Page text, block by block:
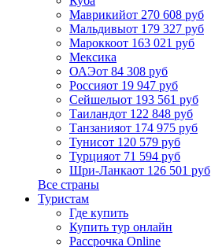
Маврикийот 270 608 руб
Мальдивыот 179 327 руб
Мароккоот 163 021 руб
Мексика
ОАЭот 84 308 руб
Россияот 19 947 руб
Сейшелыот 193 561 руб
Таиландот 122 848 руб
Танзанияот 174 975 руб
Тунисот 120 579 руб
Турцияот 71 594 руб
Шри-Ланкаот 126 501 руб
Все страны
Туристам
Где купить
Купить тур онлайн
Рассрочка Online